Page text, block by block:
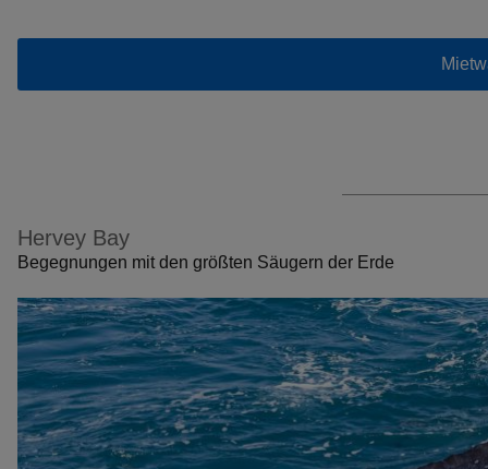
Hervey Bay
Begegnungen mit den größten Säugern der Erde